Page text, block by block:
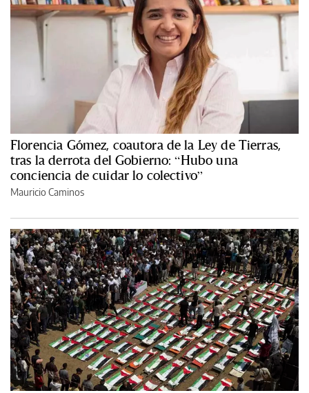
Florencia Gómez, coautora de la Ley de Tierras,
tras la derrota del Gobierno: “Hubo una
conciencia de cuidar lo colectivo”
Mauricio Caminos